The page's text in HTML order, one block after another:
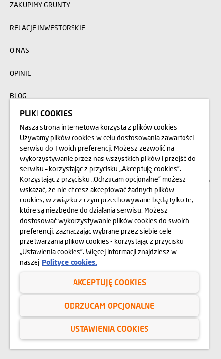
ZAKUPIMY GRUNTY
RELACJE INWESTORSKIE
O NAS
OPINIE
BLOG
Przedstawione na stronie internetowej www.domd.pl wizualizacje, animacje oraz
modele budynku mają charakter poglądowy. Wygląd budynku oraz
zagospodarowanie terenu mogą nieznacznie ulec zmianie na etapie realizacji.
Zmianie nie ulegną istotne cechy świadczenia oraz funkcjonalność budynku.
Wszelkie prawa zastrzeżone. Prawa do używania, kopiowania i rozpowszechniania
wszelkich danych i materiałów dostępnych na niniejszej stronie internetowej
podlegają w szczególności przepisom ustawy z dnia 4 lutego 1994 r. o Prawie
autorskim i prawach pokrewnych (Dz. U. 2006 Nr 90 poz. 631 z późn. zm.).
Wykorzystywanie danych lub materiałów z niniejszej strony w jakichkolwiek celach
wymaga każdorazowo pisemnej zgody Dom Development S.A. W przypadku
zapotrzebowania na w/w materiały prosimy o kontakt na adres:
marketing@domd.pl
Sąd Rejonowy dla Krakowa – Śródmieścia w Krakowie | XI Wydział Gospodarczy
Krajowego Rejestru Sądowego |
Kapitał zakładowy: 64 404 750 zł |
KRS 0000952695 i NIP 525-28-95-335
Polityka prywatności
Regulamin serwisu internetowego
Komunikat Bezpieczeństwa
Copyright © Dom Development 2025
PLIKI COOKIES
Nasza strona internetowa korzysta z plików cookies
Używamy plików cookies w celu dostosowania zawartości
serwisu do Twoich preferencji. Możesz zezwolić na
wykorzystywanie przez nas wszystkich plików i przejść do
serwisu – korzystając z przycisku „Akceptuję cookies”.
Korzystając z przycisku „Odrzucam opcjonalne” możesz
wskazać, że nie chcesz akceptować żadnych plików
cookies, w związku z czym przechowywane będą tylko te,
które są niezbędne do działania serwisu. Możesz
dostosować wykorzystywanie plików cookies do swoich
preferencji, zaznaczając wybrane przez siebie cele
przetwarzania plików cookies - korzystając z przycisku
„Ustawienia cookies”. Więcej informacji znajdziesz w
naszej Polityce cookies.
AKCEPTUJĘ COOKIES
ODRZUCAM OPCJONALNE
USTAWIENIA COOKIES